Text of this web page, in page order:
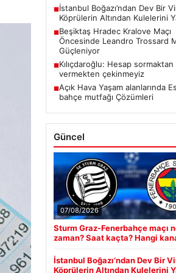
■İstanbul Boğazı’ndan Dev Bir
Köprülerin Altından Kulelerini
■Beşiktaş Hradec Kralove Maçı
Öncesinde Leandro Trossard
Güçleniyor
■Kılıçdaroğlu: Hesap sormaktan
vermekten çekinmeyiz
■Açık Hava Yaşam alanlarında
bahçe mutfağı Çözümleri
Güncel
07/08/2026
Sturm Graz-Fenerbahçe maçı
zaman? Saat kaçta? Hangi
İstanbul Boğazı’ndan Dev Bir
Köprülerin Altından Kulelerini